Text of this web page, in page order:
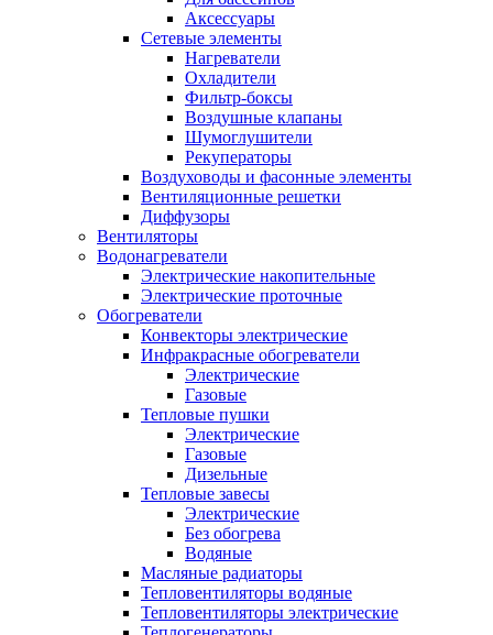
Аксессуары
Сетевые элементы
Нагреватели
Охладители
Фильтр-боксы
Воздушные клапаны
Шумоглушители
Рекуператоры
Воздуховоды и фасонные элементы
Вентиляционные решетки
Диффузоры
Вентиляторы
Водонагреватели
Электрические накопительные
Электрические проточные
Обогреватели
Конвекторы электрические
Инфракрасные обогреватели
Электрические
Газовые
Тепловые пушки
Электрические
Газовые
Дизельные
Тепловые завесы
Электрические
Без обогрева
Водяные
Масляные радиаторы
Тепловентиляторы водяные
Тепловентиляторы электрические